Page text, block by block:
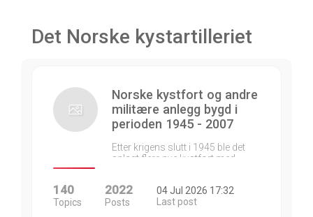
Det Norske kystartilleriet
Norske kystfort og andre
militære anlegg bygd i
perioden 1945 - 2007
Etter krigens slutt i 1945 ble det
anlagt flere nye kystfort med…
140
Topics
2022
Posts
04 Jul 2026 17:32
Last post